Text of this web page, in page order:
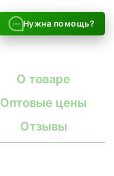
Нужна помощь?
О товаре
Оптовые цены
Отзывы